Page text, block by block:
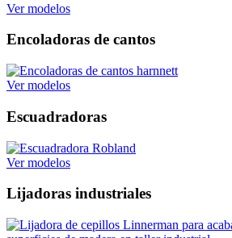
Ver modelos
Encoladoras de cantos
Ver modelos
Escuadradoras
Ver modelos
Lijadoras industriales